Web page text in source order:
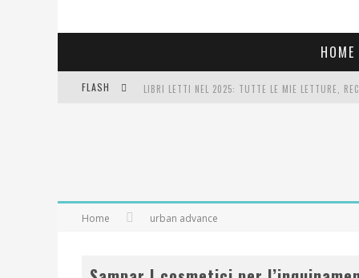
HOME
FLASH LIBRI LETTI NEL 2025: TUTTE LE MIE LETTURE,
Home urban advance